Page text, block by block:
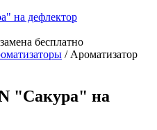
бесплатно
/ Ароматизатор
"Сакура" на